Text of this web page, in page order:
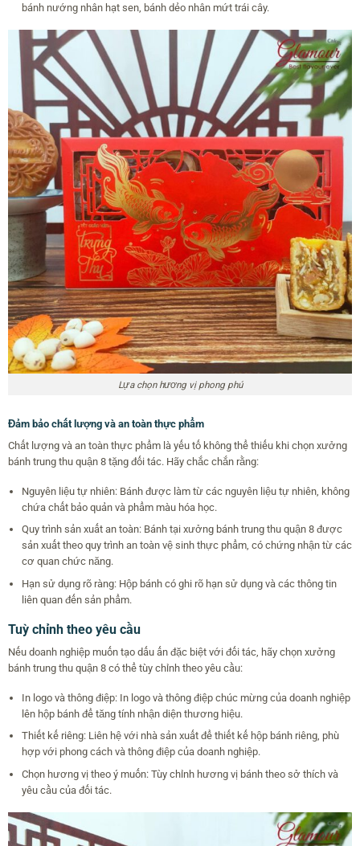
bánh nướng nhân hạt sen, bánh dẻo nhân mứt trái cây.
Lựa chọn hương vị phong phú
Đảm bảo chất lượng và an toàn thực phẩm
Chất lượng và an toàn thực phẩm là yếu tố không thể thiếu khi chọn xưởng
bánh trung thu quận 8 tặng đối tác. Hãy chắc chắn rằng:
Nguyên liệu tự nhiên: Bánh được làm từ các nguyên liệu tự nhiên, không
chứa chất bảo quản và phẩm màu hóa học.
Quy trình sản xuất an toàn: Bánh tại xưởng bánh trung thu quận 8 được
sản xuất theo quy trình an toàn vệ sinh thực phẩm, có chứng nhận từ các
cơ quan chức năng.
Hạn sử dụng rõ ràng: Hộp bánh có ghi rõ hạn sử dụng và các thông tin
liên quan đến sản phẩm.
Tuỳ chỉnh theo yêu cầu
Nếu doanh nghiệp muốn tạo dấu ấn đặc biệt với đối tác, hãy chọn xưởng
bánh trung thu quận 8 có thể tùy chỉnh theo yêu cầu:
In logo và thông điệp: In logo và thông điệp chúc mừng của doanh nghiệp
lên hộp bánh để tăng tính nhận diện thương hiệu.
Thiết kế riêng: Liên hệ với nhà sản xuất để thiết kế hộp bánh riêng, phù
hợp với phong cách và thông điệp của doanh nghiệp.
Chọn hương vị theo ý muốn: Tùy chỉnh hương vị bánh theo sở thích và
yêu cầu của đối tác.